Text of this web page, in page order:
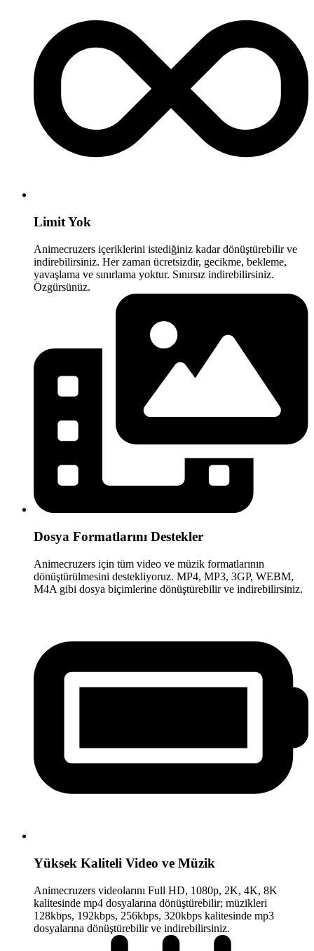
Limit Yok
Animecruzers içeriklerini istediğiniz kadar dönüştürebilir ve
indirebilirsiniz. Her zaman ücretsizdir, gecikme, bekleme,
yavaşlama ve sınırlama yoktur. Sınırsız indirebilirsiniz.
Özgürsünüz.
Dosya Formatlarını Destekler
Animecruzers için tüm video ve müzik formatlarının
dönüştürülmesini destekliyoruz. MP4, MP3, 3GP, WEBM,
M4A gibi dosya biçimlerine dönüştürebilir ve indirebilirsiniz.
Yüksek Kaliteli Video ve Müzik
Animecruzers videolarını Full HD, 1080p, 2K, 4K, 8K
kalitesinde mp4 dosyalarına dönüştürebilir; müzikleri
128kbps, 192kbps, 256kbps, 320kbps kalitesinde mp3
dosyalarına dönüştürebilir ve indirebilirsiniz.